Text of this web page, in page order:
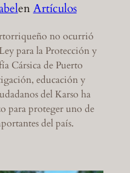
enArtículos
no ocurrió
para la Protección y
Cársica de Puerto
educación y
del Karso ha
para proteger uno de
del país.